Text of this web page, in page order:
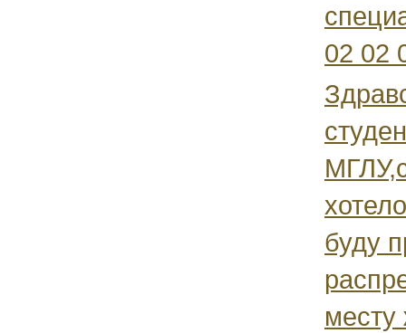
02 02
буду
месту